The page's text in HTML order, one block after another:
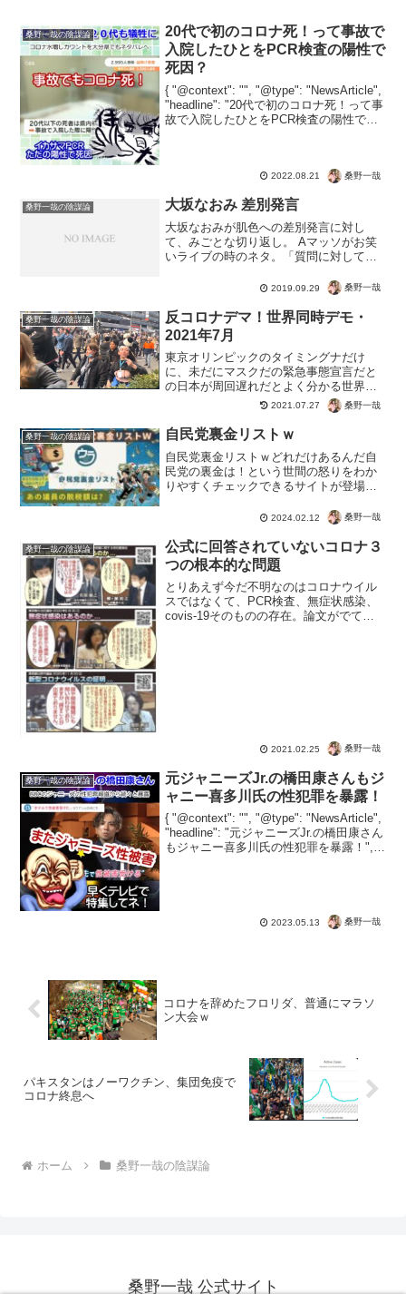
桑野一哉の陰謀論
20代で初のコロナ死！って事故で
入院したひとをPCR検査の陽性で
死因？
{ "@context": "", "@type": "NewsArticle",
"headline": "20代で初のコロナ死！って事
故で入院したひとをPCR検査の陽性で死
2022.08.21 桑野一哉
桑野一哉の陰謀論 大坂なおみ 差別発言
大坂なおみが肌色への差別発言に対し
て、みごとな切り返し。 Aマッソがお笑
いライブの時のネタ。「質問に対して薬
で、大坂さんに必要なものを聞かれて、
「漂白剤。あの人日焼けしすぎやろ！」
と発言したという。もちろ...
2019.09.29 桑野一哉
桑野一哉の陰謀論
反コロナデマ！世界同時デモ・
2021年7月
東京オリンピックのタイミングナだけ
に、未だにマスクだの緊急事態宣言だと
の日本が周回遅れだとよく分かる世界の
動きですね。コロナウイルスの存在から
ウソの医療崩壊など、デマを暴き自国を
守る尊い人たちですね。未だにコロナ怖
いとか、マスクでウイルスの...
2021.07.27 桑野一哉
桑野一哉の陰謀論 自民党裏金リストｗ
自民党裏金リストｗどれだけあるんだ自
民党の裏金は！という世間の怒りをわか
りやすくチェックできるサイトが登場！
きれい事もチェックできますよ♪ぜひ、選
挙前に改めてチェックしておきたいです
ね。 こんなのサクっと...
2024.02.12 桑野一哉
桑野一哉の陰謀論
公式に回答されていないコロナ３
つの根本的な問題
とりあえず今だ不明なのはコロナウイル
スではなくて、PCR検査、無症状感染、
covis-19そのものの存在。論文がでてい
2021.02.25 桑野一哉
桑野一哉の陰謀論
元ジャニーズJr.の橋田康さんもジ
ャニー喜多川氏の性犯罪を暴露！
{ "@context": "", "@type": "NewsArticle",
"headline": "元ジャニーズJr.の橋田康さん
もジャニー喜多川氏の性犯罪を暴露！",
2023.05.13 桑野一哉
コロナを辞めたフロリダ、普通にマラソ
ン大会ｗ
パキスタンはノーワクチン、集団免疫で
コロナ終息へ
ホーム 桑野一哉の陰謀論
桑野一哉 公式サイト